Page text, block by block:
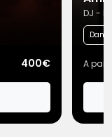
400€
DJ -
Dance
A